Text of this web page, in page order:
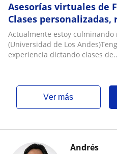
Asesorías virtuales de
Clases personalizadas,
ejercicios
Actualmente estoy culminando
(Universidad de Los
experiencia dictando clases
ver más
Andrés